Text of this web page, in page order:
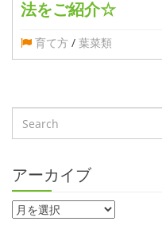
法をご紹介☆
育て方 / 葉菜類
アーカイブ